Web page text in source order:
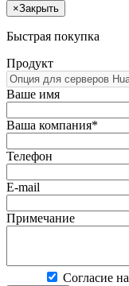
×Закрыть
Быстрая покупка
Продукт
Ваше имя
Ваша компания*
Телефон
E-mail
Примечание
Согласие на